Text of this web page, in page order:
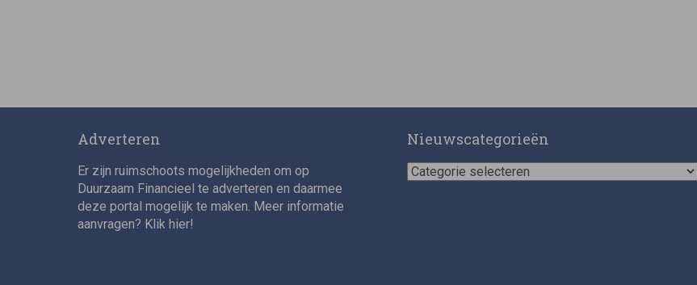
Adverteren
Er zijn ruimschoots mogelijkheden om op
Duurzaam Financieel te adverteren en daarmee
deze portal mogelijk te maken. Meer informatie
aanvragen? Klik hier!
Nieuwscategorieën
Nieuwscategorieën